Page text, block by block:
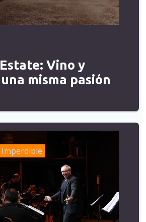
Vino y
misma pasión
Imperdible